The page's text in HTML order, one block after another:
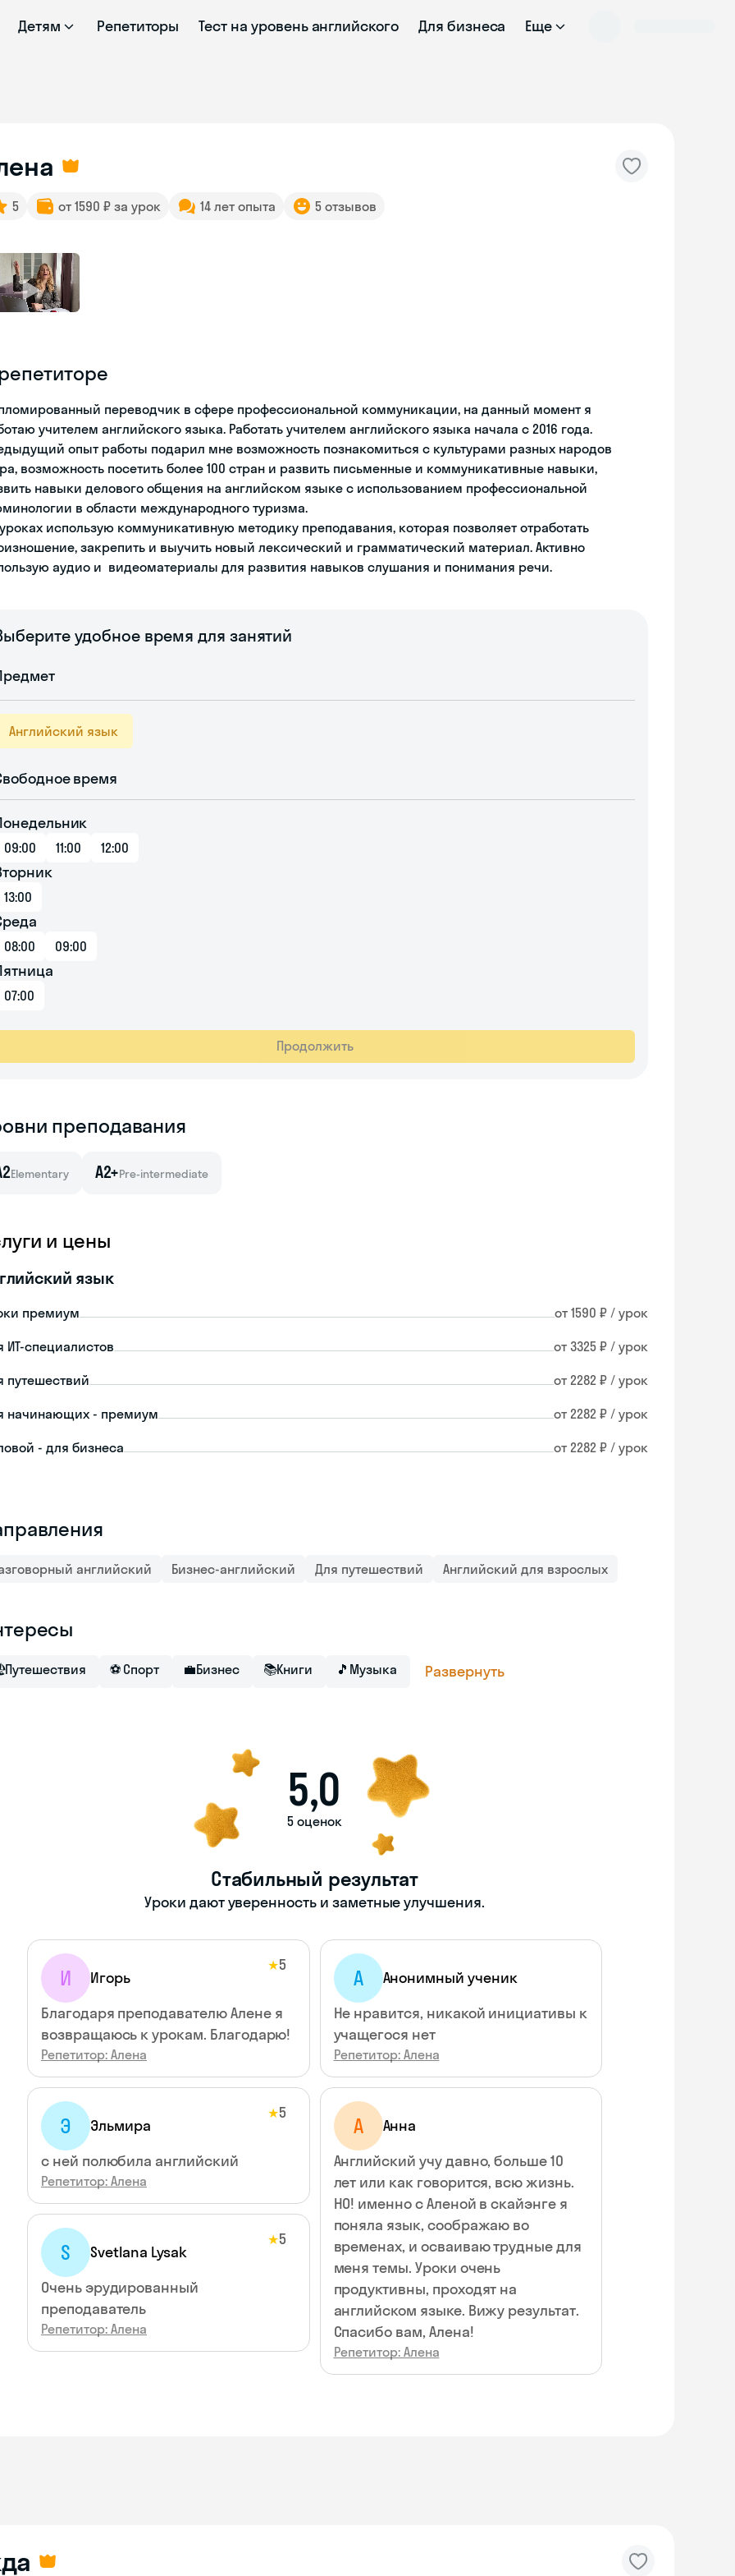
Детям Репетиторы Тест на уровень английского Для бизнеса Еще
5 от 1590 ₽ за урок 14 лет опыта 5 отзывов
переводчик в сфере профессиональной коммуникации, на данный момент я
учителем английского языка. Работать учителем английского языка начала с 2016 года.
опыт работы подарил мне возможность познакомиться с культурами разных народов
возможность посетить более 100 стран и развить письменные и коммуникативные навыки,
навыки делового общения на английском языке с использованием профессиональной
в области международного туризма.
использую коммуникативную методику преподавания, которая позволяет отработать
закрепить и выучить новый лексический и грамматический материал. Активно
аудио и видеоматериалы для развития навыков слушания и понимания речи.
удобное время для занятий
Английский язык
время
09:00 11:00 12:00
13:00
08:00 09:00
07:00
Продолжить
преподавания
Elementary A2+Pre-intermediate
и цены
язык
премиум от 1590 ₽ / урок
ИТ-специалистов от 3325 ₽ / урок
путешествий от 2282 ₽ / урок
начинающих - премиум от 2282 ₽ / урок
- для бизнеса от 2282 ₽ / урок
английский Бизнес-английский Для путешествий Английский для взрослых
Путешествия ⚽ Спорт 💼Бизнес 📚Книги 🎵 Музыка Развернуть
5,0
5 оценок
Стабильный результат
Уроки дают уверенность и заметные улучшения.
И Игорь
★5
Благодаря преподавателю Алене я
возвращаюсь к урокам. Благодарю!
Репетитор: Алена
Э Эльмира
★5
с ней полюбила английский
Репетитор: Алена
S Svetlana Lysak
★5
Очень эрудированный
преподаватель
Репетитор: Алена
А
Анонимный ученик
Не нравится, никакой инициативы к
учащегося нет
Репетитор: Алена
А
Анна
Английский учу давно, больше 10
лет или как говорится, всю жизнь.
НО! именно с Аленой в скайэнге я
поняла язык, соображаю во
временах, и осваиваю трудные для
меня темы. Уроки очень
продуктивны, проходят на
английском языке. Вижу результат.
Спасибо вам, Алена!
Репетитор: Алена